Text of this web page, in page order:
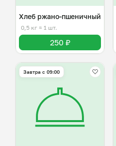
Хлеб ржано-пшеничный
0,5 кг ≈ 1 шт.
250 ₽
Завтра c 09:00